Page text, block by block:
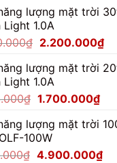
là:
4.487.500₫.
tại
lượng mặt trời
Light 1.0A
₫ Giá
là:
2.750.000₫.
2.200.000₫Giá
tại
lượng mặt trời
Light 1.0A
₫ Giá
là:
2.125.000₫.
1.700.000₫Giá
tại
lượng mặt trời
100W
₫ Giá
4.900.000₫Giá